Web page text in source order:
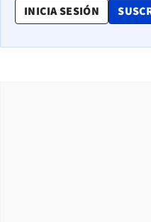
INICIA SESIÓN